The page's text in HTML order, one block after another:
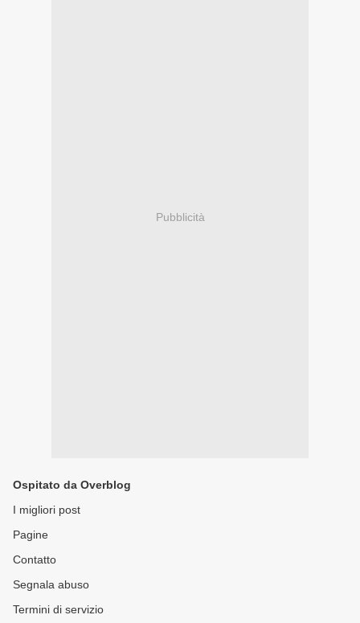
Pubblicità
Ospitato da Overblog
I migliori post
Pagine
Contatto
Segnala abuso
Termini di servizio